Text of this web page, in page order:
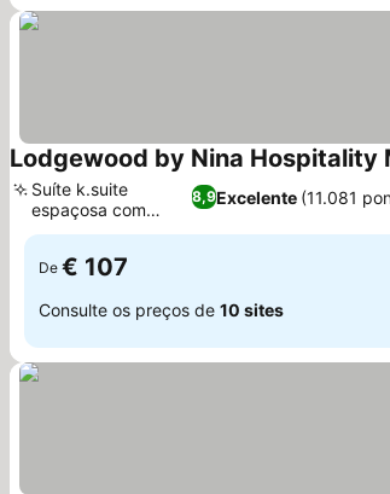
Lodgewood by Nina Hospitality
8,9Excelente (11.081
Suíte k.suite
espaçosa com
jacuzzi
De € 107
Consulte os preços de 10 sites